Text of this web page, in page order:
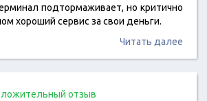
подтормаживает, но критично
хороший сервис за свои деньги.
Читать далее
отзыв